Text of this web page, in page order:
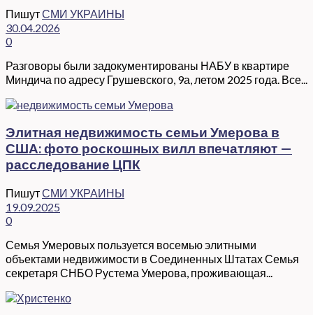
ПишутСМИ УКРАИНЫ
30.04.2026
0
Разговоры были задокументированы НАБУ в квартире
Миндича по адресу Грушевского, 9а, летом 2025 года. Все...
Элитная недвижимость семьи Умерова в
США: фото роскошных вилл впечатляют —
расследование ЦПК
ПишутСМИ УКРАИНЫ
19.09.2025
0
Семья Умеровых пользуется восемью элитными
объектами недвижимости в Соединенных Штатах Семья
секретаря СНБО Рустема Умерова, проживающая...